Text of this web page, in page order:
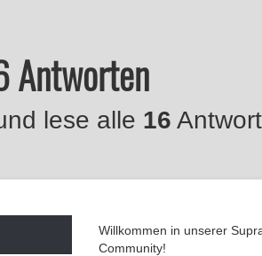
Antworten
lese alle 16
Willkommen in unserer
Community!